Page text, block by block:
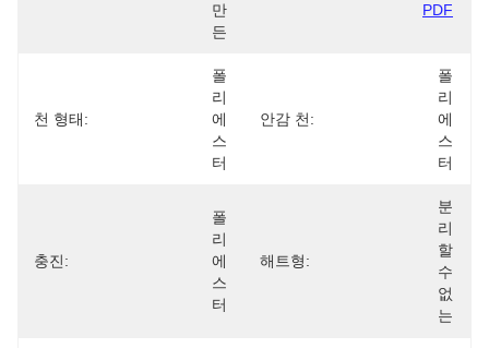
만
든
PDF
천 형태:
폴
리
에
스
터
안감 천:
폴
리
에
스
터
충진:
폴
리
에
스
터
해트형:
분
리
할
수
없
는